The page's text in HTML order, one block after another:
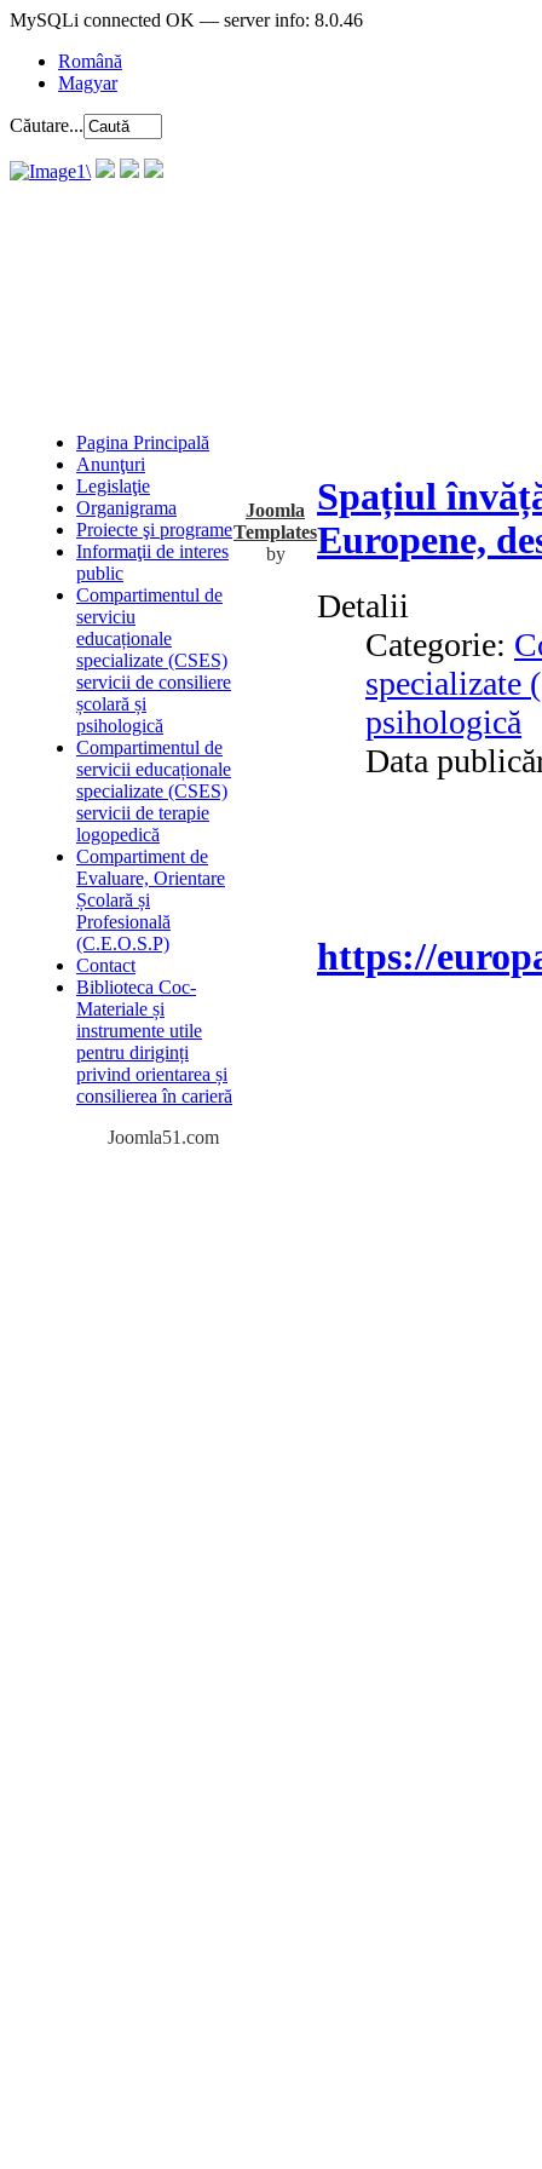
MySQLi connected OK — server info: 8.0.46
Română
Magyar
Căutare...
Pagina Principală
Anunţuri
Legislaţie
Organigrama
Proiecte şi programe
Informaţii de interes
public
Compartimentul de
serviciu
educaționale
specializate (CSES)
servicii de consiliere
școlară și
psihologică
Compartimentul de
servicii educaționale
specializate (CSES)
servicii de terapie
logopedică
Compartiment de
Evaluare, Orientare
Școlară și
Profesională
(C.E.O.S.P)
Contact
Biblioteca Coc-
Materiale și
instrumente utile
pentru diriginți
privind orientarea și
consilierea în carieră
Spațiul
Europene,
Detalii
Categorie:
specializate
psihologică
Data
https://
Joomla
Templates
by
Joomla51.com